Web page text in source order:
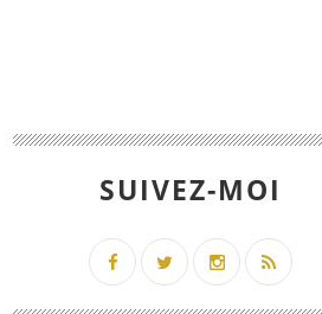
SUIVEZ-MOI